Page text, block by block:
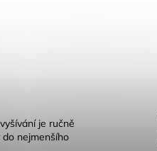
je ručně
nejmenšího